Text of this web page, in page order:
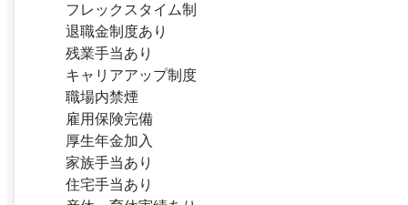
フレックスタイム制
退職金制度あり
残業手当あり
キャリアアップ制度
職場内禁煙
雇用保険完備
厚生年金加入
家族手当あり
住宅手当あり